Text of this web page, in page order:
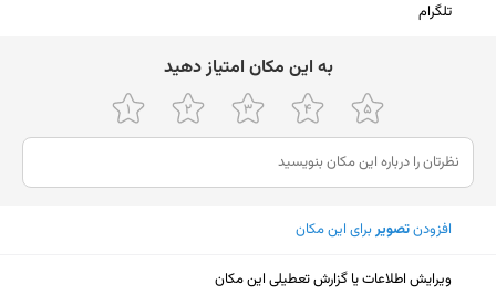
تلگرام
ﺑﻪ اﯾﻦ ﻣﮑﺎن اﻣﺘﯿﺎز دﻫﯿﺪ
افزودنتصویربرای این مکان
ویرایش اطلاعات یا گزارش تعطیلی این مکان